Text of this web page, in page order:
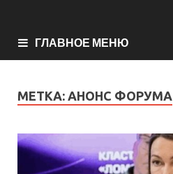
ГЛАВНОЕ МЕНЮ
МЕТКА: АНОНС ФОРУМА